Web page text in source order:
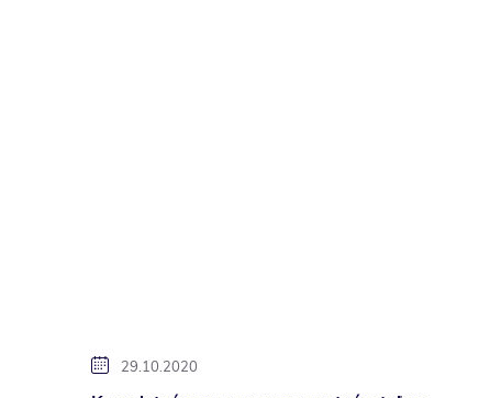
29.10.2020